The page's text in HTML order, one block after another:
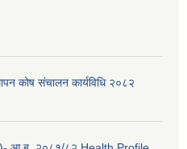
कोष संचालन कार्यविधि २०८२